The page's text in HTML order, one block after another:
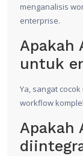
menganalisis
enterprise.
Apakah
untuk
Ya, sangat
workflow
Apakah